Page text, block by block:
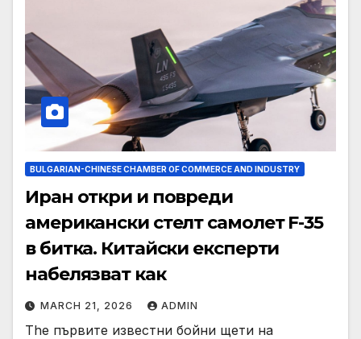
BULGARIAN-CHINESE CHAMBER OF COMMERCE AND INDUSTRY
Иран откри и повреди
американски стелт самолет F-35
в битка. Китайски експерти
набелязват как
MARCH 21, 2026 ADMIN
The първите известни бойни щети на